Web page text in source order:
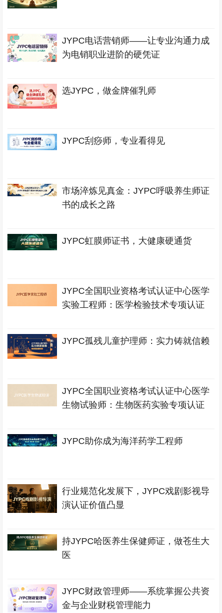
JYPC电话营销师——让专业沟通力成
为电销职业进阶的硬凭证
选JYPC，做金牌催乳师
JYPC刮痧师，专业看得见
市场淬炼见真金：JYPC呼吸养生师证
书的成长之路
JYPC虹膜师证书，大健康硬通货
JYPC全国职业资格考试认证中心医学
实验工程师：医学检验技术专项认证
JYPC孤残儿童护理师：实力铸就信赖
JYPC全国职业资格考试认证中心医学
生物试验师：生物医药实验专项认证
JYPC助你成为海洋药学工程师
行业规范化发展下，JYPC戏剧影视导
演认证价值凸显
持JYPC哈医养生保健师证，做苍生大
医
JYPC财政管理师——系统掌握公共资
金与企业财税管理能力